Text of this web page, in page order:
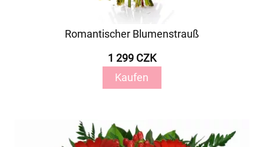
Romantischer Blumenstrauß
1 299 CZK
Kaufen